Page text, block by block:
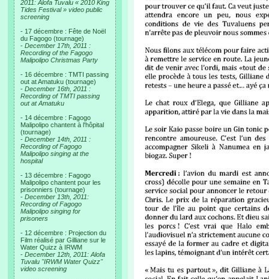
2011: Alofa Tuvalu « 2010 King
Tides Festival » video public
screening
- 17 décembre : Fête de Noël
du Fagogo (tournage)
- December 17th, 2011 :
Recording of the Fagogo
Malipolipo Christmas Party
- 16 décembre : TMTI passing
out at Amatuku (tournage)
- December 16th, 2011 :
Recording of TMTI passing
out at Amatuku
- 14 décembre : Fagogo
Malipolipo chantent à l'hôpital
(tournage)
- December 14th, 2011 :
Recording of Fagogo
Malipolipo singing at the
hospital
- 13 décembre : Fagogo
Malipolipo chantent pour les
prisonniers (tournage)
- December 13th, 2011:
Recording of Fagogo
Malipolipo singing for
prisoners
- 12 décembre : Projection du
Film réalisé par Gilliane sur le
Water Quizz à IRWM
- December 12th, 2011: Alofa
Tuvalu "IRWM Water Quizz"
video screening